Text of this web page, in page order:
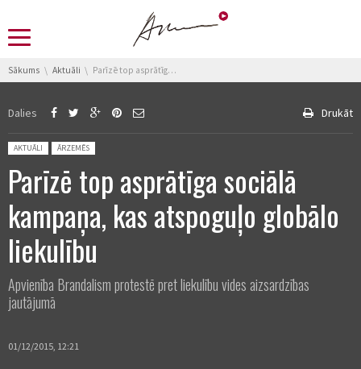
You are here:
Sākums Aktuāli Parīzē top asprātīga sociālā kampaņa, kas atspoguļo globālo liekulību
Dalies Drukāt
Posted in:
AKTUĀLI ĀRZEMĒS
Parīzē top asprātīga sociālā
kampaņa, kas atspoguļo globālo
liekulību
Apvienība Brandalism protestē pret liekulību vides aizsardzības
jautājumā
01/12/2015, 12:21